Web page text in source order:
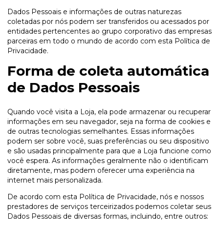
Dados Pessoais e informações de outras naturezas
coletadas por nós podem ser transferidos ou acessados por
entidades pertencentes ao grupo corporativo das empresas
parceiras em todo o mundo de acordo com esta Política de
Privacidade.
Forma de coleta automática
de Dados Pessoais
Quando você visita a Loja, ela pode armazenar ou recuperar
informações em seu navegador, seja na forma de cookies e
de outras tecnologias semelhantes. Essas informações
podem ser sobre você, suas preferências ou seu dispositivo
e são usadas principalmente para que a Loja funcione como
você espera. As informações geralmente não o identificam
diretamente, mas podem oferecer uma experiência na
internet mais personalizada.
De acordo com esta Política de Privacidade, nós e nossos
prestadores de serviços terceirizados podemos coletar seus
Dados Pessoais de diversas formas, incluindo, entre outros: